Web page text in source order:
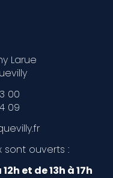
Larue
00
09
sont ouverts :
et de 13h à 17h